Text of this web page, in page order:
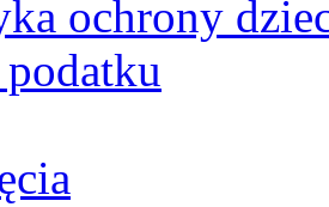
ochrony